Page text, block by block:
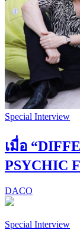
Special Interview
เมื่อ
PSYCHIC
DACO
Special Interview